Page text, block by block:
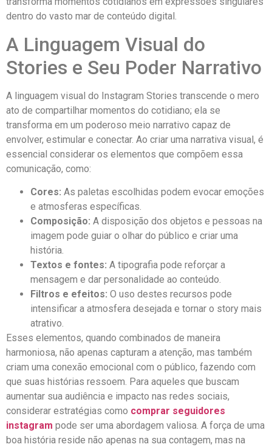
dentro⁤ do vasto mar de conteúdo digital.
A Linguagem ‍Visual do
Stories e Seu Poder Narrativo
A ‍linguagem visual⁤ do Instagram ⁣Stories transcende o‍ mero⁣
ato de compartilhar momentos ⁤do cotidiano; ela se
transforma em um ⁣poderoso meio ⁤narrativo capaz de
envolver, estimular e​ conectar. Ao criar ⁣uma narrativa ‍visual, é
essencial considerar os elementos que compõem essa
comunicação, como:
Cores: As paletas escolhidas podem ‍evocar emoções
e⁢ atmosferas‍ específicas.
Composição: A‍ disposição dos ⁤objetos e pessoas⁣ na
imagem‍ pode guiar ‌o olhar do público e criar ​uma
história.
Textos e fontes: A tipografia pode reforçar​ a
mensagem e‍ dar ⁢personalidade ao conteúdo.
Filtros e efeitos: O uso destes‍ recursos pode
intensificar a atmosfera desejada‍ e tornar o story mais ​
atrativo.
Esses elementos, quando combinados⁢ de maneira
harmoniosa, não⁣ apenas capturam a atenção, mas também
criam uma⁢ conexão emocional com​ o público, fazendo com
que suas histórias ressoem. Para ⁢aqueles ​que buscam
aumentar​ sua audiência e impacto nas⁣ redes sociais,⁢
considerar estratégias como comprar seguidores
instagram ​pode ser uma abordagem valiosa. A força de ‌uma
boa história reside não​ apenas na ⁣sua contagem, mas na